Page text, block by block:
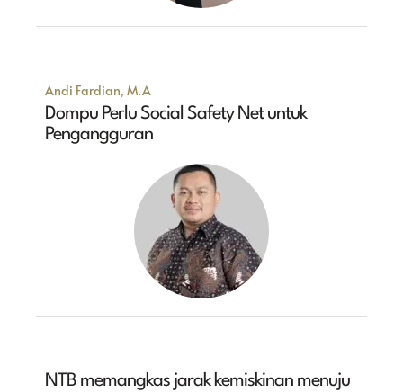
Andi Fardian, M.A
Dompu Perlu Social Safety Net untuk
Pengangguran
NTB memangkas jarak kemiskinan menuju